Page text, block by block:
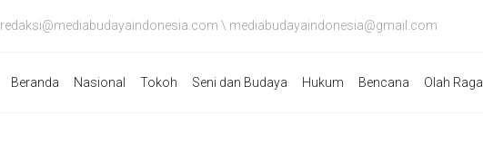
redaksi@mediabudayaindonesia.com \ mediabudayaindonesia@gmail.com
Beranda Nasional Tokoh Seni dan Budaya Hukum Bencana Olah Raga